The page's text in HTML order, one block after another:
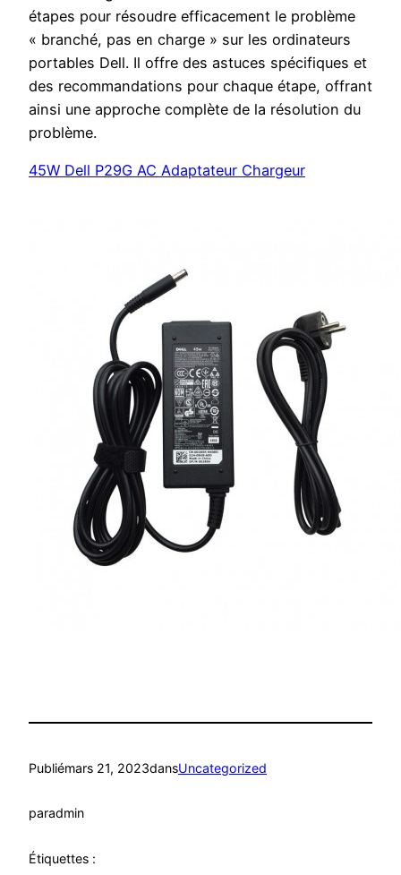
étapes pour résoudre efficacement le problème
« branché, pas en charge » sur les ordinateurs
portables Dell. Il offre des astuces spécifiques et
des recommandations pour chaque étape, offrant
ainsi une approche complète de la résolution du
problème.
45W Dell P29G AC Adaptateur Chargeur
Publiémars 21, 2023dansUncategorized
paradmin
Étiquettes :